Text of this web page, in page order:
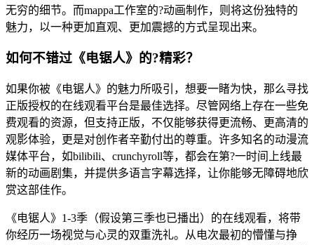
无穷的细节。而mappa工作室的?动画制作，则将这份独特的
魅力，以一种更加直观、更加震撼的方式呈现出来。
如何不错过《电锯人》的?精彩？
如果你被《电锯人》的魅力所吸引，想要一睹为快，那么寻找
正版授权的在线观看平台是最佳选择。尽管网络上存在一些免
费观看的资源，但支持正版，不仅能够获得更流畅、更高清的
观影体验，更是对创作者辛勤付出的尊重。许多知名的动漫流
媒体平台，如bilibili、crunchyroll等，都会在第?一时间上线最
新的动画剧集，并提供多语言字幕选择，让你能够无障碍地欣
赏这部佳作。
《电锯人》1-3季（假设第三季也已播出）的在线观看，将带
你经历一场视觉与心灵的双重洗礼。从电次最初的懵懂与挣